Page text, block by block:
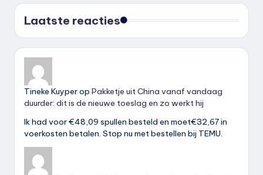
Laatste reacties
Tineke Kuyperop Pakketje uit China vanaf vandaag
duurder: dit is de nieuwe toeslag en zo werkt hij
Ik had voor €48,09 spullen besteld en moet€32,67 in
voerkosten betalen. Stop nu met bestellen bij TEMU.